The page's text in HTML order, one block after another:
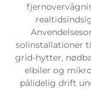
solinstallationer
grid-hytter,
elbiler og
pålidelig drift